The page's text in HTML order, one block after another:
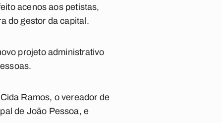
acenos aos petistas,
do gestor da capital.
projeto administrativo
Ramos, o vereador de
de João Pessoa, e